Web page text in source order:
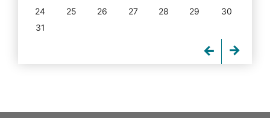
24
25 26 27 28 29
30
31